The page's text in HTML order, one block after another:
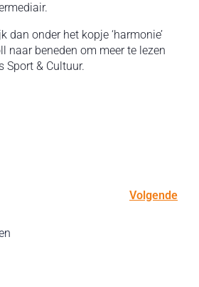
dan onder het kopje ‘harmonie’
naar beneden om meer te lezen
Sport & Cultuur.
Volgende